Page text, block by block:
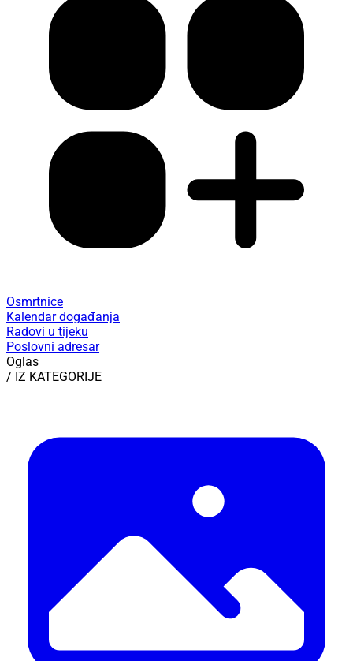
U nedjelju, 9. kolovoza
Legenda o zmaju ponovno oživljava u Rogoznici:
/ IZ KATEGORIJE